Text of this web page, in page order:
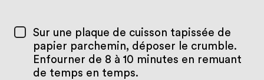
Sur une plaque de cuisson tapissée de
papier parchemin, déposer le crumble.
Enfourner de 8 à 10 minutes en remuant
de temps en temps.